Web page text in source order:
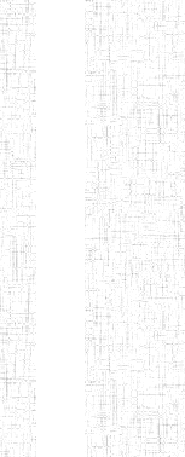
Afficher
Début
ENIEG
ENIEG